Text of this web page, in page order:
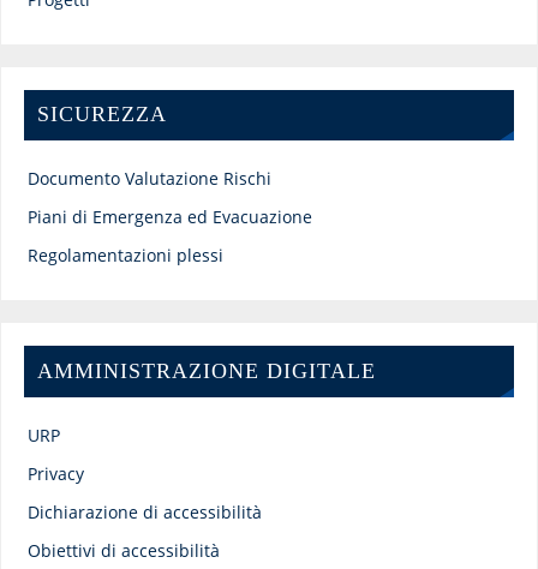
SICUREZZA
Documento Valutazione Rischi
Piani di Emergenza ed Evacuazione
Regolamentazioni plessi
AMMINISTRAZIONE DIGITALE
URP
Privacy
Dichiarazione di accessibilità
Obiettivi di accessibilità